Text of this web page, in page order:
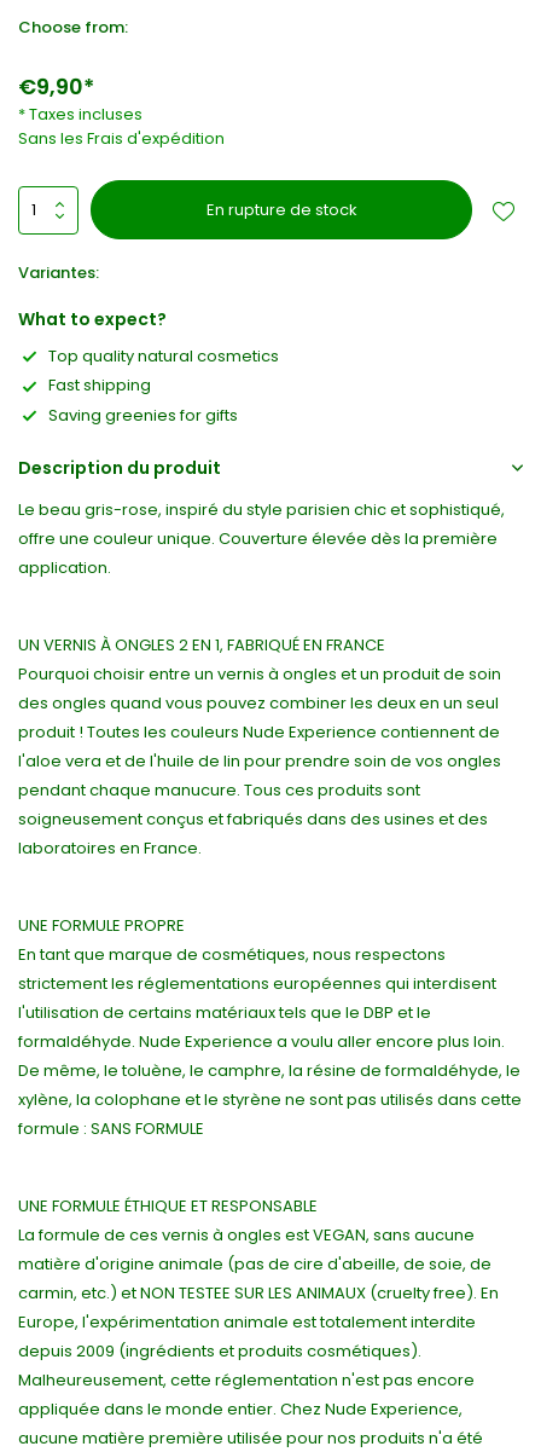
Choose from:
€9,90*
* Taxes incluses
Sans les Frais d'expédition
En rupture de stock
Variantes:
What to expect?
Top quality natural cosmetics
Fast shipping
Saving greenies for gifts
Description du produit
Le beau gris-rose, inspiré du style parisien chic et sophistiqué,
offre une couleur unique. Couverture élevée dès la première
application.
UN VERNIS À ONGLES 2 EN 1, FABRIQUÉ EN FRANCE
Pourquoi choisir entre un vernis à ongles et un produit de soin
des ongles quand vous pouvez combiner les deux en un seul
produit ! Toutes les couleurs Nude Experience contiennent de
l'aloe vera et de l'huile de lin pour prendre soin de vos ongles
pendant chaque manucure. Tous ces produits sont
soigneusement conçus et fabriqués dans des usines et des
laboratoires en France.
UNE FORMULE PROPRE
En tant que marque de cosmétiques, nous respectons
strictement les réglementations européennes qui interdisent
l'utilisation de certains matériaux tels que le DBP et le
formaldéhyde. Nude Experience a voulu aller encore plus loin.
De même, le toluène, le camphre, la résine de formaldéhyde, le
xylène, la colophane et le styrène ne sont pas utilisés dans cette
formule : SANS FORMULE
UNE FORMULE ÉTHIQUE ET RESPONSABLE
La formule de ces vernis à ongles est VEGAN, sans aucune
matière d'origine animale (pas de cire d'abeille, de soie, de
carmin, etc.) et NON TESTEE SUR LES ANIMAUX (cruelty free). En
Europe, l'expérimentation animale est totalement interdite
depuis 2009 (ingrédients et produits cosmétiques).
Malheureusement, cette réglementation n'est pas encore
appliquée dans le monde entier. Chez Nude Experience,
aucune matière première utilisée pour nos produits n'a été